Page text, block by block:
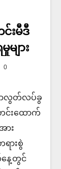
းမီဒီ
ျား
0
ာလွတ်လပ်ခွ
တင်းထောက်
ား
ားစွဲ
နေ့တွင်